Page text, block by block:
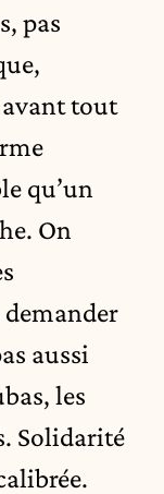
pas
avant tout
qu’un
On
demander
aussi
les
Solidarité